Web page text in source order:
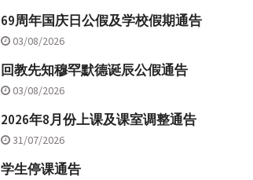
69周年国庆日公假及学校假期通告
03/08/2026
回教先知穆罕默德诞辰公假通告
03/08/2026
2026年8月份上课及课室调整通告
31/07/2026
学生停课通告